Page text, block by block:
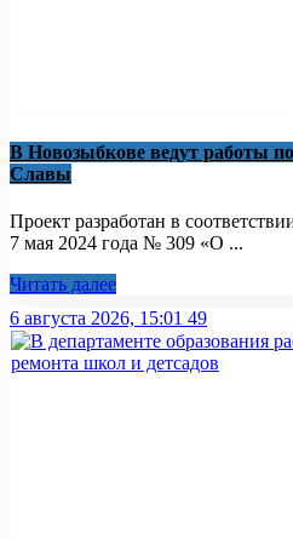
В Новозыбкове ведут работы
Славы
Проект разработан в
7 мая 2024 года № 309 «О ...
Читать далее
6 августа 2026, 15:01 49